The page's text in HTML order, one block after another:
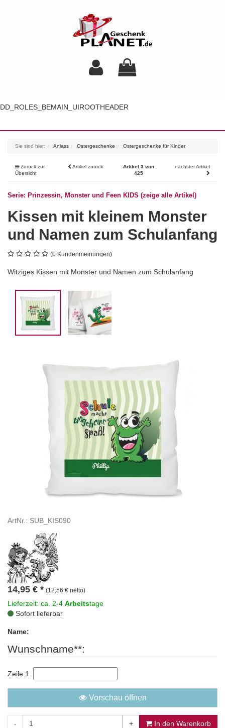
DD_ROLES_BEMAIN_UIROOTHEADER
Sie sind hier: Anlass Ostergeschenke Ostergeschenke für Kinder
Zurück zur
Übersicht
Artikel zurück
Artikel 3 von
425
nächster Artikel
Serie: Prinzessin, Monster und Feen KIDS (zeige alle Artikel)
Kissen mit kleinem Monster
und Namen zum Schulanfang
(0 Kundenmeinungen)
Witziges Kissen mit Monster und Namen zum Schulanfang
ArtNr.: SUB_KIS090
14,95 € * (12,56 € netto)
Lieferzeit: ca. 2-4 Arbeitstage
Sofort lieferbar
Name:
Wunschname**:
Zeile 1:
Vorschau öffnen
- + In den Warenkorb